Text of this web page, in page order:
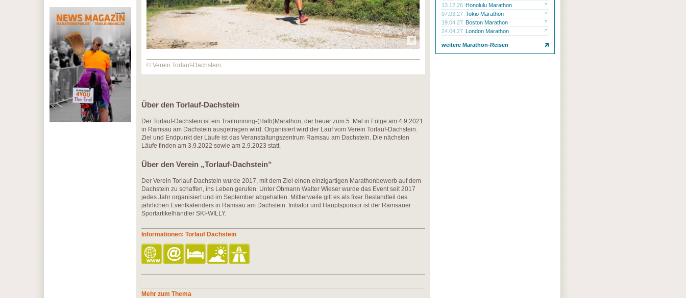
© Verein Torlauf-Dachstein
Über den Torlauf-Dachstein
Der Torlauf-Dachstein ist ein Trailrunning-(Halb)Marathon, der heuer zum 5. Mal in Folge am 4.9.2021
in Ramsau am Dachstein ausgetragen wird. Organisiert wird der Lauf vom Verein Torlauf-Dachstein.
Ziel und Endpunkt der Läufe ist das Veranstaltungszentrum Ramsau am Dachstein. Die nächsten
Läufe finden am 3.9.2022 sowie am 2.9.2023 statt.
Über den Verein „Torlauf-Dachstein“
Der Verein Torlauf-Dachstein wurde 2017, mit dem Ziel einen einzigartigen Marathonbewerb auf dem
Dachstein zu schaffen, ins Leben gerufen. Unter Obmann Walter Wieser wurde das Event seit 2017
jedes Jahr organisiert und im September abgehalten. Mittlerweile gilt es als fixer Bestandteil des
jährlichen Eventkalenders in Ramsau am Dachstein. Initiator und Hauptsponsor ist der Ramsauer
Sportartikelhändler SKI-WILLY.
Informationen: Torlauf Dachstein
Mehr zum Thema
13.12.26 Honolulu Marathon
07.03.27 Tokio Marathon
19.04.27 Boston Marathon
24.04.27 London Marathon
weitere Marathon-Reisen